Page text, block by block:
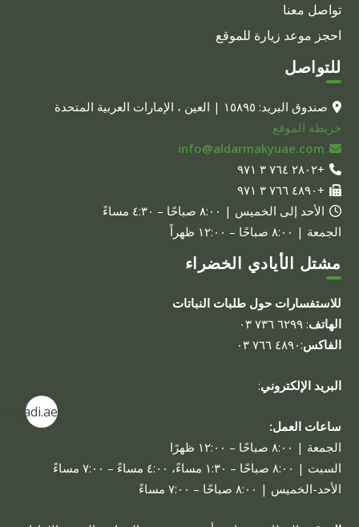
تواصل معنا
احجز موعد زيارة للموقع
للتواصل
صندوق البريد: ١٥٨٩٥ | العين ، الإمارات العربية المتحدة
خريطة الموقع
info@aldarmakyuae.com
+٢٨٠٢ ٧٦٤ ٣ ٩٧١
+٤٨٩٠ ٧٦٦ ٣ ٩٧١
الأحد إلى الخميس | ٨:٠٠ صباحًا – ٤:٣٠ مساءً
الجمعة | ٨:٠٠ صباحًا – ١٢:٠٠ ظهراً
مشتل الأيادي الخضراء
للاستفسارات حول طلبات النباتات
الهاتف: ٦٢٩٩ ٧٣٦ ٠٣
الفاكس:٤٨٩٠ ٧٦٦ ٠٣
البريد الإلكتروني:
ساعات العمل:
الجمعة | ٨:٠٠ صباحًا – ١٢:٠٠ ظهرًا
السبت | ٨:٠٠ صباحًا – ١:٣٠ مساءً، ٤:٠٠ مساءً – ٧:٠٠ مساءً
الأحد-الخميس | ٨:٠٠ صباحًا – ٧:٠٠ مساءً